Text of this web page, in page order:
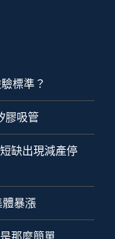
標準？
膠吸管
缺出現減產停
體暴漲